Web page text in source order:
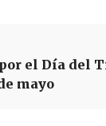
el Día del
mayo